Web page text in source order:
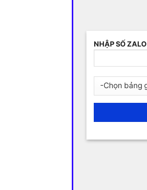
NHẬP SỐ ZALO